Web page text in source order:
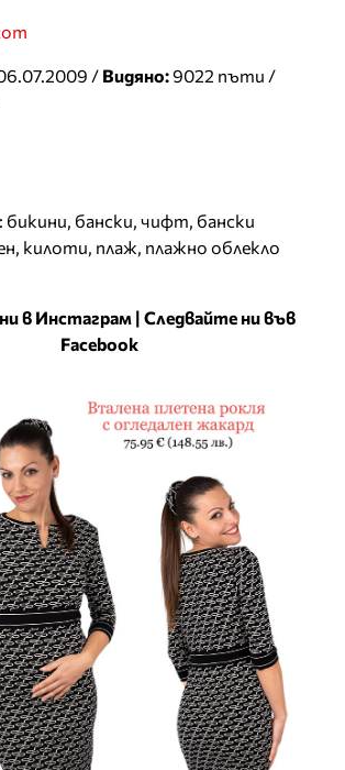
/ Видяно:9022 пъти /
: бикини бански чифт бански
килоти плаж плажно облекло
в Инстаграм | Следвайте ни във
Facebook